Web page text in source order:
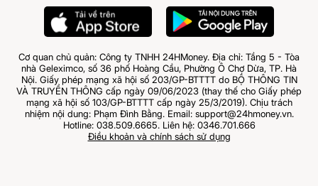
Cơ quan chủ quản: Công ty TNHH 24HMoney. Địa chỉ: Tầng 5 - Tòa
nhà Geleximco, số 36 phố Hoàng Cầu, Phường Ô Chợ Dừa, TP. Hà
Nội. Giấy phép mạng xã hội số 203/GP-BTTTT do BỘ THÔNG TIN
VÀ TRUYỀN THÔNG cấp ngày 09/06/2023 (thay thế cho Giấy phép
mạng xã hội số 103/GP-BTTTT cấp ngày 25/3/2019). Chịu trách
nhiệm nội dung: Phạm Đình Bằng. Email: support@24hmoney.vn.
Hotline: 038.509.6665. Liên hệ: 0346.701.666
Điều khoản và chính sách sử dụng